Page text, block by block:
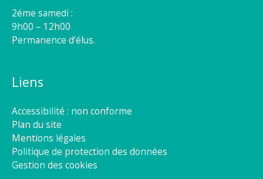
2éme samedi :
9h00 – 12h00
Permanence d’élus.
Liens
Accessibilité : non conforme
Plan du site
Mentions légales
Politique de protection des données
Gestion des cookies